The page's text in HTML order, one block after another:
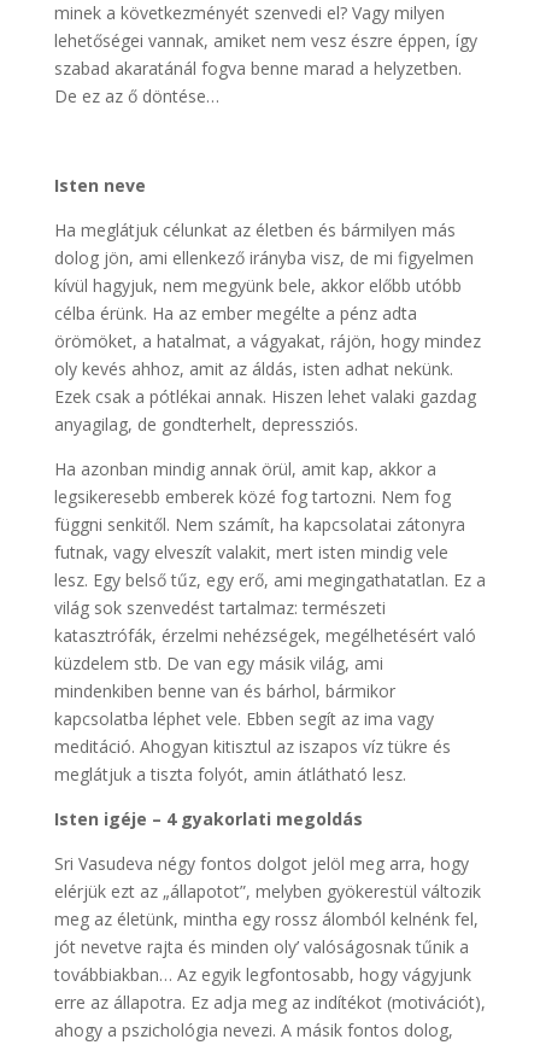
minek a következményét szenvedi el? Vagy milyen
lehetőségei vannak, amiket nem vesz észre éppen, így
szabad akaratánál fogva benne marad a helyzetben.
De ez az ő döntése…
Isten neve
Ha meglátjuk célunkat az életben és bármilyen más
dolog jön, ami ellenkező irányba visz, de mi figyelmen
kívül hagyjuk, nem megyünk bele, akkor előbb utóbb
célba érünk. Ha az ember megélte a pénz adta
örömöket, a hatalmat, a vágyakat, rájön, hogy mindez
oly kevés ahhoz, amit az áldás, isten adhat nekünk.
Ezek csak a pótlékai annak. Hiszen lehet valaki gazdag
anyagilag, de gondterhelt, depressziós.
Ha azonban mindig annak örül, amit kap, akkor a
legsikeresebb emberek közé fog tartozni. Nem fog
függni senkitől. Nem számít, ha kapcsolatai zátonyra
futnak, vagy elveszít valakit, mert isten mindig vele
lesz. Egy belső tűz, egy erő, ami megingathatatlan. Ez a
világ sok szenvedést tartalmaz: természeti
katasztrófák, érzelmi nehézségek, megélhetésért való
küzdelem stb. De van egy másik világ, ami
mindenkiben benne van és bárhol, bármikor
kapcsolatba léphet vele. Ebben segít az ima vagy
meditáció. Ahogyan kitisztul az iszapos víz tükre és
meglátjuk a tiszta folyót, amin átlátható lesz.
Isten igéje – 4 gyakorlati megoldás
Sri Vasudeva négy fontos dolgot jelöl meg arra, hogy
elérjük ezt az „állapotot”, melyben gyökerestül változik
meg az életünk, mintha egy rossz álomból kelnénk fel,
jót nevetve rajta és minden oly’ valóságosnak tűnik a
továbbiakban… Az egyik legfontosabb, hogy vágyjunk
erre az állapotra. Ez adja meg az indítékot (motivációt),
ahogy a pszichológia nevezi. A másik fontos dolog,